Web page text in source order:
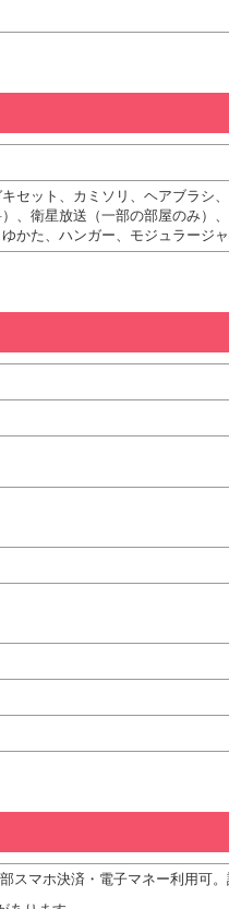
セット、カミソリ、ヘアブラシ
、衛星放送（一部の部屋のみ）
かた、ハンガー、モジュラージ
スマホ決済・電子マネー利用可